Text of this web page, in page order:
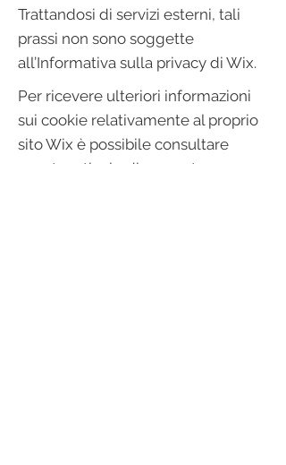
Trattandosi di servizi esterni, tali
prassi non sono soggette
all’Informativa sulla privacy di Wix.
Per ricevere ulteriori informazioni
sui cookie relativamente al proprio
sito Wix è possibile consultare
questo
articolo di supporto